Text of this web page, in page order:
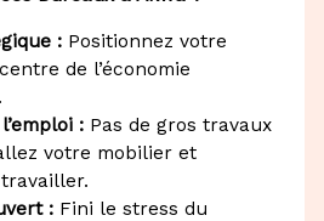
:Positionnez votre
de l’économie
:Pas de gros travaux
votre mobilier et
:Fini le stress du